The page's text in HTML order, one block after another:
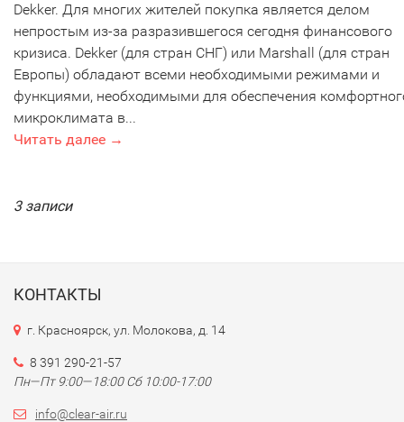
Dekker. Для многих жителей покупка является делом
непростым из-за разразившегося сегодня финансового
кризиса. Dekker (для стран СНГ) или Marshall (для стран
Европы) обладают всеми необходимыми режимами и
функциями, необходимыми для обеспечения
микроклимата в...
Читать далее →
3 записи
КОНТАКТЫ
г. Красноярск, ул. Молокова, д. 14
8 391 290-21-57
Пн—Пт 9:00—18:00 Сб 10:00-17:00
info@clear-air.ru